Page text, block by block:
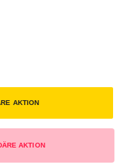
AKTION
AKTION